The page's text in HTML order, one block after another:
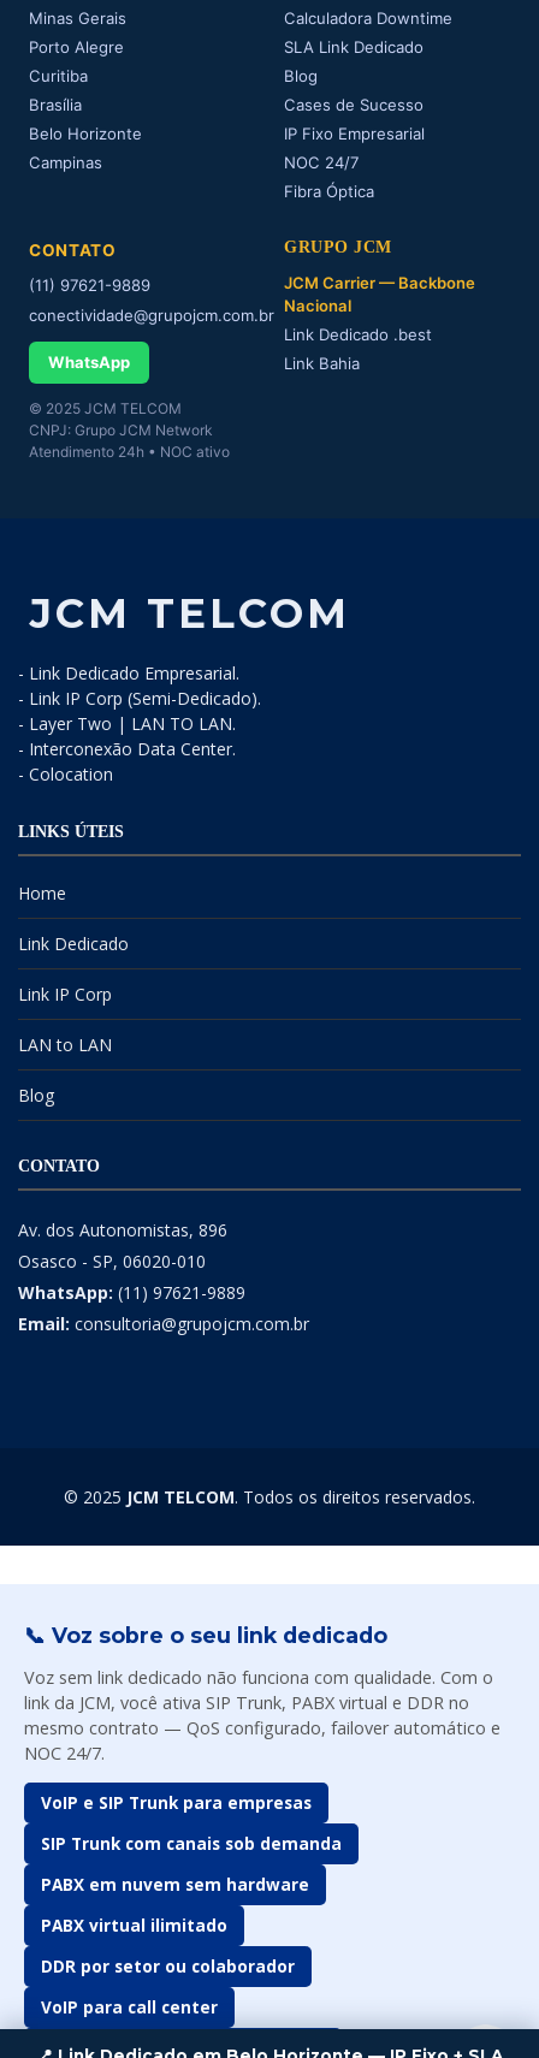
Minas Gerais
Porto Alegre
Curitiba
Brasília
Belo Horizonte
Campinas
Calculadora Downtime
SLA Link Dedicado
Blog
Cases de Sucesso
IP Fixo Empresarial
NOC 24/7
Fibra Óptica
CONTATO
(11) 97621-9889
conectividade@grupojcm.com.br
WhatsApp
© 2025 JCM TELCOM
CNPJ: Grupo JCM Network
Atendimento 24h • NOC ativo
GRUPO JCM
JCM Carrier — Backbone
Nacional
Link Dedicado .best
Link Bahia
JCM TELCOM
- Link Dedicado Empresarial.
- Link IP Corp (Semi-Dedicado).
- Layer Two | LAN TO LAN.
- Interconexão Data Center.
- Colocation
LINKS ÚTEIS
Home
Link Dedicado
Link IP Corp
LAN to LAN
Blog
CONTATO
Av. dos Autonomistas, 896
Osasco - SP, 06020-010
WhatsApp: (11) 97621-9889
Email: consultoria@grupojcm.com.br
© 2025 JCM TELCOM. Todos os direitos reservados.
📞 Voz sobre o seu link dedicado
Voz sem link dedicado não funciona com qualidade. Com o
link da JCM, você ativa SIP Trunk, PABX virtual e DDR no
mesmo contrato — QoS configurado, failover automático e
NOC 24/7.
VoIP e SIP Trunk para empresas
SIP Trunk com canais sob demanda
PABX em nuvem sem hardware
PABX virtual ilimitado
DDR por setor ou colaborador
VoIP para call center
Telefonia em nuvem corporativa